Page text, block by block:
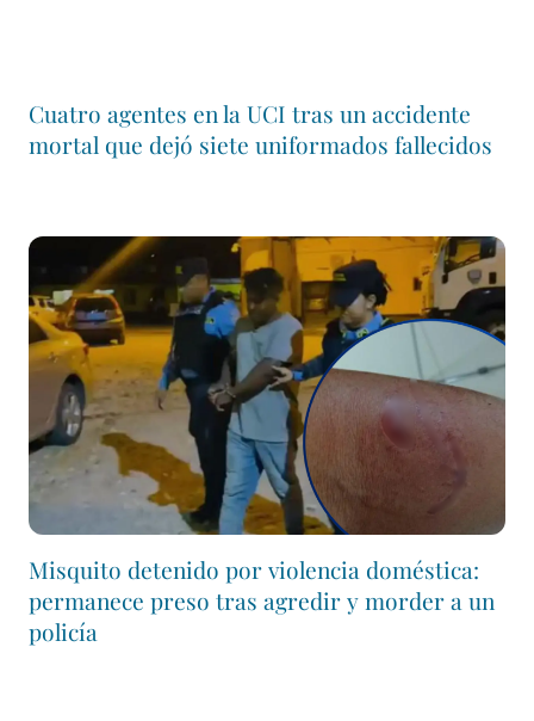
Cuatro agentes en la UCI tras un accidente
mortal que dejó siete uniformados fallecidos
Misquito detenido por violencia doméstica:
permanece preso tras agredir y morder a un
policía